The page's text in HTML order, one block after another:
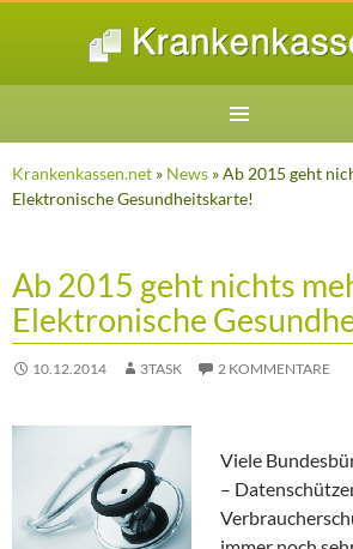
SPRINGEN
Krankenkassen.net » News » Ab 2015 geht
Elektronische Gesundheitskarte!
Ab 2015 geht nichts
Elektronische
10.12.2014 3TASK 2 KOMMENTARE
Viele
–